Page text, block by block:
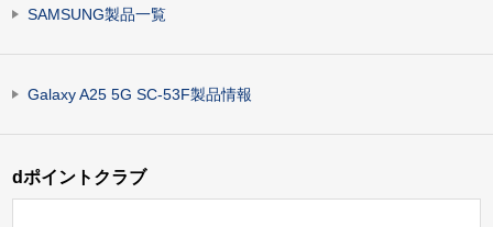
SAMSUNG製品一覧
Galaxy A25 5G SC-53F製品情報
dポイントクラブ